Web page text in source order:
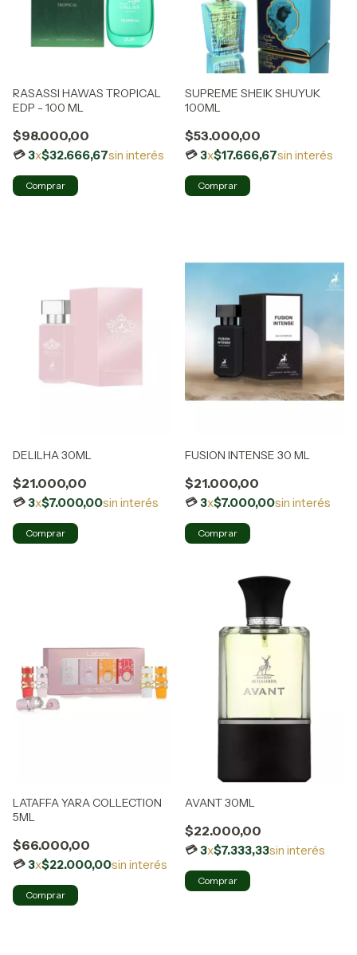
RASASSI HAWAS TROPICAL
EDP - 100 ML
$98.000,00
3x$32.666,67sin interés
SUPREME SHEIK SHUYUK
100ML
$53.000,00
3x$17.666,67sin interés
DELILHA 30ML
$21.000,00
3x$7.000,00sin interés
FUSION INTENSE 30 ML
$21.000,00
3x$7.000,00sin interés
LATAFFA YARA COLLECTION
5ML
$66.000,00
3x$22.000,00sin interés
AVANT 30ML
$22.000,00
3x$7.333,33sin interés